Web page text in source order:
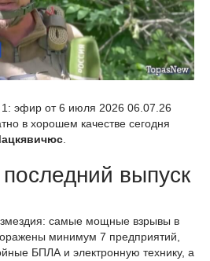
1: эфир от 6 июля 2026 06.07.26
в хорошем качестве сегодня
.
выпуск
самые мощные взрывы в
минимум 7 предприятий,
БПЛА и электронную технику, а